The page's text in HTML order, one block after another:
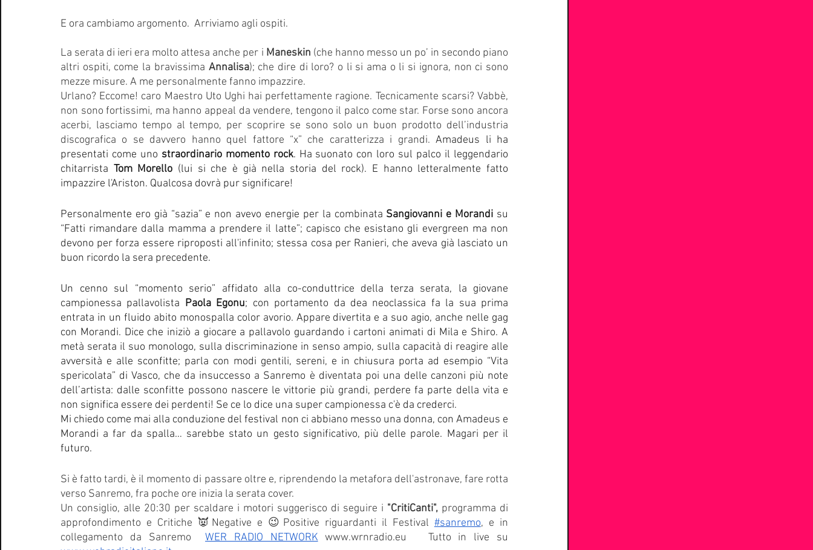
E ora cambiamo argomento.  Arriviamo agli ospiti.
La serata di ieri era molto attesa anche per i Maneskin (che hanno messo un po’ in secondo piano
altri ospiti, come la bravissima Annalisa); che dire di loro? o li si ama o li si ignora, non ci sono
mezze misure. A me personalmente fanno impazzire.
Urlano? Eccome! caro Maestro Uto Ughi hai perfettamente ragione. Tecnicamente scarsi? Vabbè,
non sono fortissimi, ma hanno appeal da vendere, tengono il palco come star. Forse sono ancora
acerbi, lasciamo tempo al tempo, per scoprire se sono solo un buon prodotto dell’industria
discografica o se davvero hanno quel fattore “x” che caratterizza i grandi. Amadeus li ha
presentati come uno straordinario momento rock. Ha suonato con loro sul palco il leggendario
chitarrista Tom Morello (lui si che è già nella storia del rock). E hanno letteralmente fatto
impazzire l'Ariston. Qualcosa dovrà pur significare!
Personalmente ero già “sazia” e non avevo energie per la combinata Sangiovanni e Morandi su
“Fatti rimandare dalla mamma a prendere il latte”; capisco che esistano gli evergreen ma non
devono per forza essere riproposti all'infinito; stessa cosa per Ranieri, che aveva già lasciato un
buon ricordo la sera precedente.
Un cenno sul “momento serio” affidato alla co-conduttrice della terza serata, la giovane
campionessa pallavolista Paola Egonu; con portamento da dea neoclassica fa la sua prima
entrata in un fluido abito monospalla color avorio. Appare divertita e a suo agio, anche nelle gag
con Morandi. Dice che iniziò a giocare a pallavolo guardando i cartoni animati di Mila e Shiro. A
metà serata il suo monologo, sulla discriminazione in senso ampio, sulla capacità di reagire alle
avversità e alle sconfitte; parla con modi gentili, sereni, e in chiusura porta ad esempio “Vita
spericolata” di Vasco, che da insuccesso a Sanremo è diventata poi una delle canzoni più note
dell’artista: dalle sconfitte possono nascere le vittorie più grandi, perdere fa parte della vita e
non significa essere dei perdenti! Se ce lo dice una super campionessa c'è da crederci.
Mi chiedo come mai alla conduzione del festival non ci abbiano messo una donna, con Amadeus e
Morandi a far da spalla… sarebbe stato un gesto significativo, più delle parole. Magari per il
futuro.
Si è fatto tardi, è il momento di passare oltre e, riprendendo la metafora dell'astronave, fare rotta
verso Sanremo, fra poche ore inizia la serata cover.
Un consiglio, alle 20:30 per scaldare i motori suggerisco di seguire i "CritiCanti", programma di
approfondimento e Critiche 👿Negative e 😉Positive riguardanti il Festival #sanremo, e in
collegamento da Sanremo
WER RADIO NETWORK www.wrnradio.eu   Tutto in live su